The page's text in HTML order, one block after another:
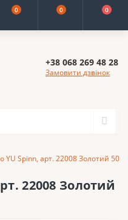
0 0 0
+38 068 269 48 28
Замовити дзвінок
YU Spinn, арт. 22008 Золотий 50
22008 Золотий